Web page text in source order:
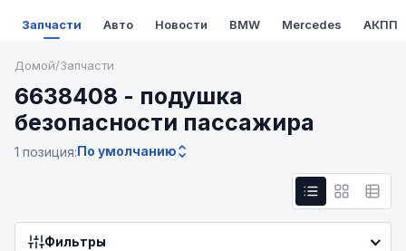
Запчасти Авто Новости BMW Mercedes АКПП
Домой/Запчасти
6638408 - подушка
безопасности пассажира
1 позиция:По умолчанию
Фильтры